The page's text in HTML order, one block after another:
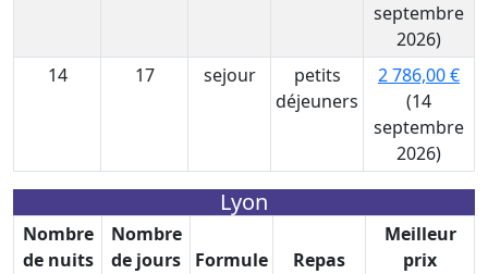
septembre
2026)
14
17 sejour
petits
déjeuners
2 786,00 €
(14
septembre
2026)
Lyon
Nombre
de nuits
Nombre
de jours
Formule Repas
Meilleur
prix